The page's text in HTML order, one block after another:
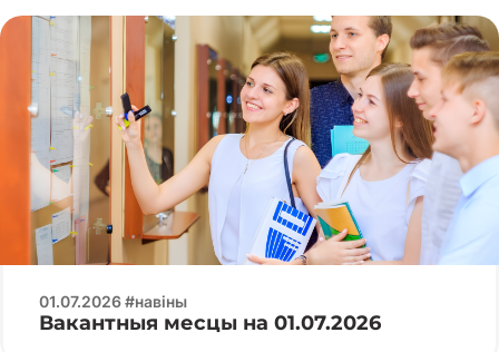
01.07.2026 #навіны
Вакантныя месцы на 01.07.2026